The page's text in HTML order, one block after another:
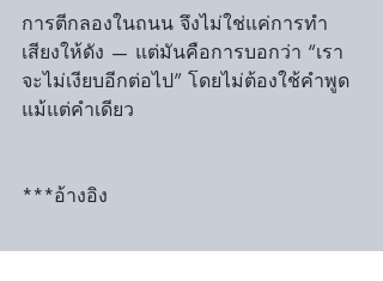
การตีกลองในถนน จึงไม่ใช่แค่การทำ
เสียงให้ดัง — แต่มันคือการบอกว่า “เรา
จะไม่เงียบอีกต่อไป” โดยไม่ต้องใช้คำพูด
แม้แต่คำเดียว
***อ้างอิง